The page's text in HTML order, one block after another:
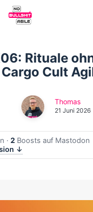
Rituale
Cargo Cult
Thomas
21 Juni 2026